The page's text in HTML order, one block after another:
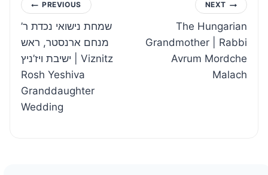
Post
navigation
PREVIOUS
שמחת נישואי נכדת ר’
מנחם ארנסטר, ראש
ישיבת ויז’ניץ | Viznitz
Rosh Yeshiva
Granddaughter
Wedding
NEXT
The Hungarian
Grandmother | Rabbi
Avrum Mordche
Malach